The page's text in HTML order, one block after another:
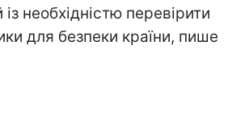
необхідністю перевірити
для безпеки країни, пише